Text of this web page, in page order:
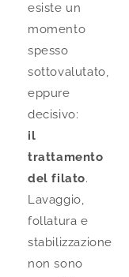
esiste un
momento
spesso
sottovalutato,
eppure
decisivo:
il
trattamento
del filato.
Lavaggio,
follatura e
stabilizzazione
non sono